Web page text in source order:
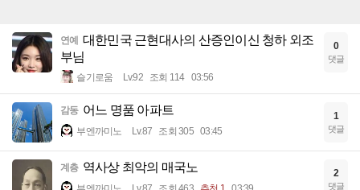
연예
대한민국 근현대사의 산증인이신 청하 외조
부님
슬기로움 Lv.92 조회 114 03:56
0
댓글
감동 어느 명품 아파트
부엔까미노 Lv.87 조회 305 03:45
1
댓글
계층 역사상 최악의 매국노 2
댓글